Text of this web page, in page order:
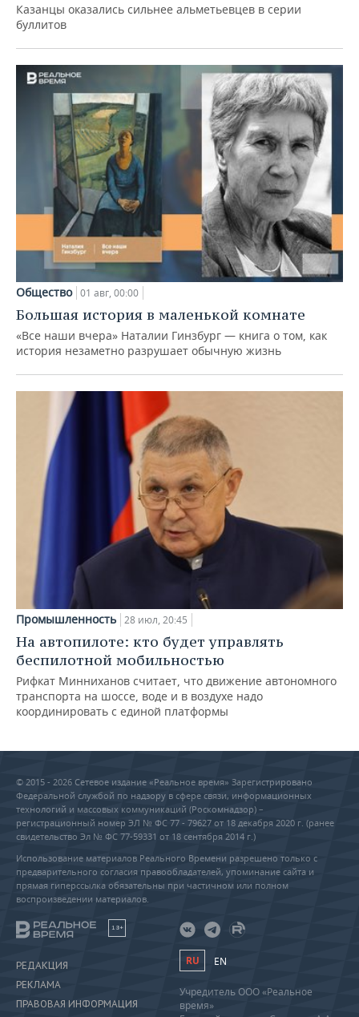
Казанцы оказались сильнее альметьевцев в серии
буллитов
Общество 01 авг, 00:00
Большая история в маленькой комнате
«Все наши вчера» Наталии Гинзбург — книга о том, как
история незаметно разрушает обычную жизнь
Промышленность 28 июл, 20:45
На автопилоте: кто будет управлять
беспилотной мобильностью
Рифкат Минниханов считает, что движение автономного
транспорта на шоссе, воде и в воздухе надо
координировать с единой платформы
© 2015 - 2026 Сетевое издание «Реальное время» Зарегистрировано
Федеральной службой по надзору в сфере связи, информационных
технологий и массовых коммуникаций (Роскомнадзор) –
регистрационный номер ЭЛ № ФС 77 - 79627 от 18 декабря 2020 г. (ранее
свидетельство Эл № ФС 77-59331 от 18 сентября 2014 г.)
Использование материалов Реального Времени разрешено только с
предварительного согласия правообладателей, упоминание сайта и
прямая гиперссылка обязательны при частичном или полном
воспроизведении материалов.
18+
РЕДАКЦИЯ
РЕКЛАМА
ПРАВОВАЯ ИНФОРМАЦИЯ
RU EN
Учредитель ООО «Реальное
время»